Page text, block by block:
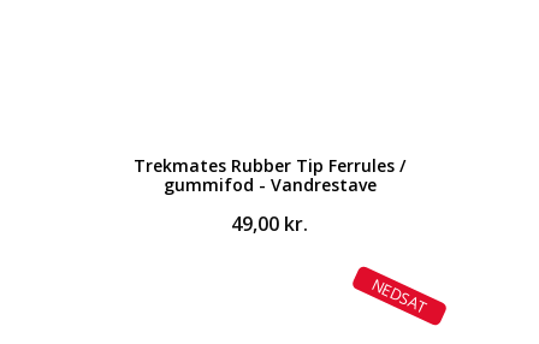
Trekmates Rubber Tip Ferrules /
gummifod - Vandrestave
49,00 kr.
NEDSAT